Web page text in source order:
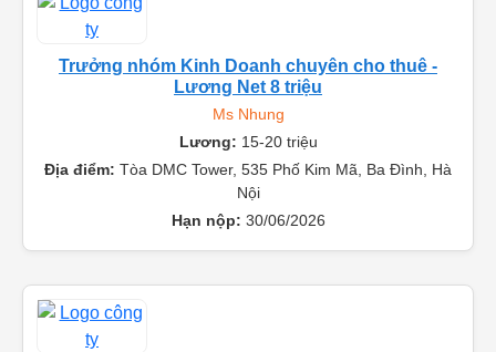
Trưởng nhóm Kinh Doanh chuyên cho thuê -
Lương Net 8 triệu
Ms Nhung
Lương: 15-20 triệu
Tòa DMC Tower, 535 Phố Kim Mã, Ba Đình, Hà
Nội
Hạn nộp:30/06/2026